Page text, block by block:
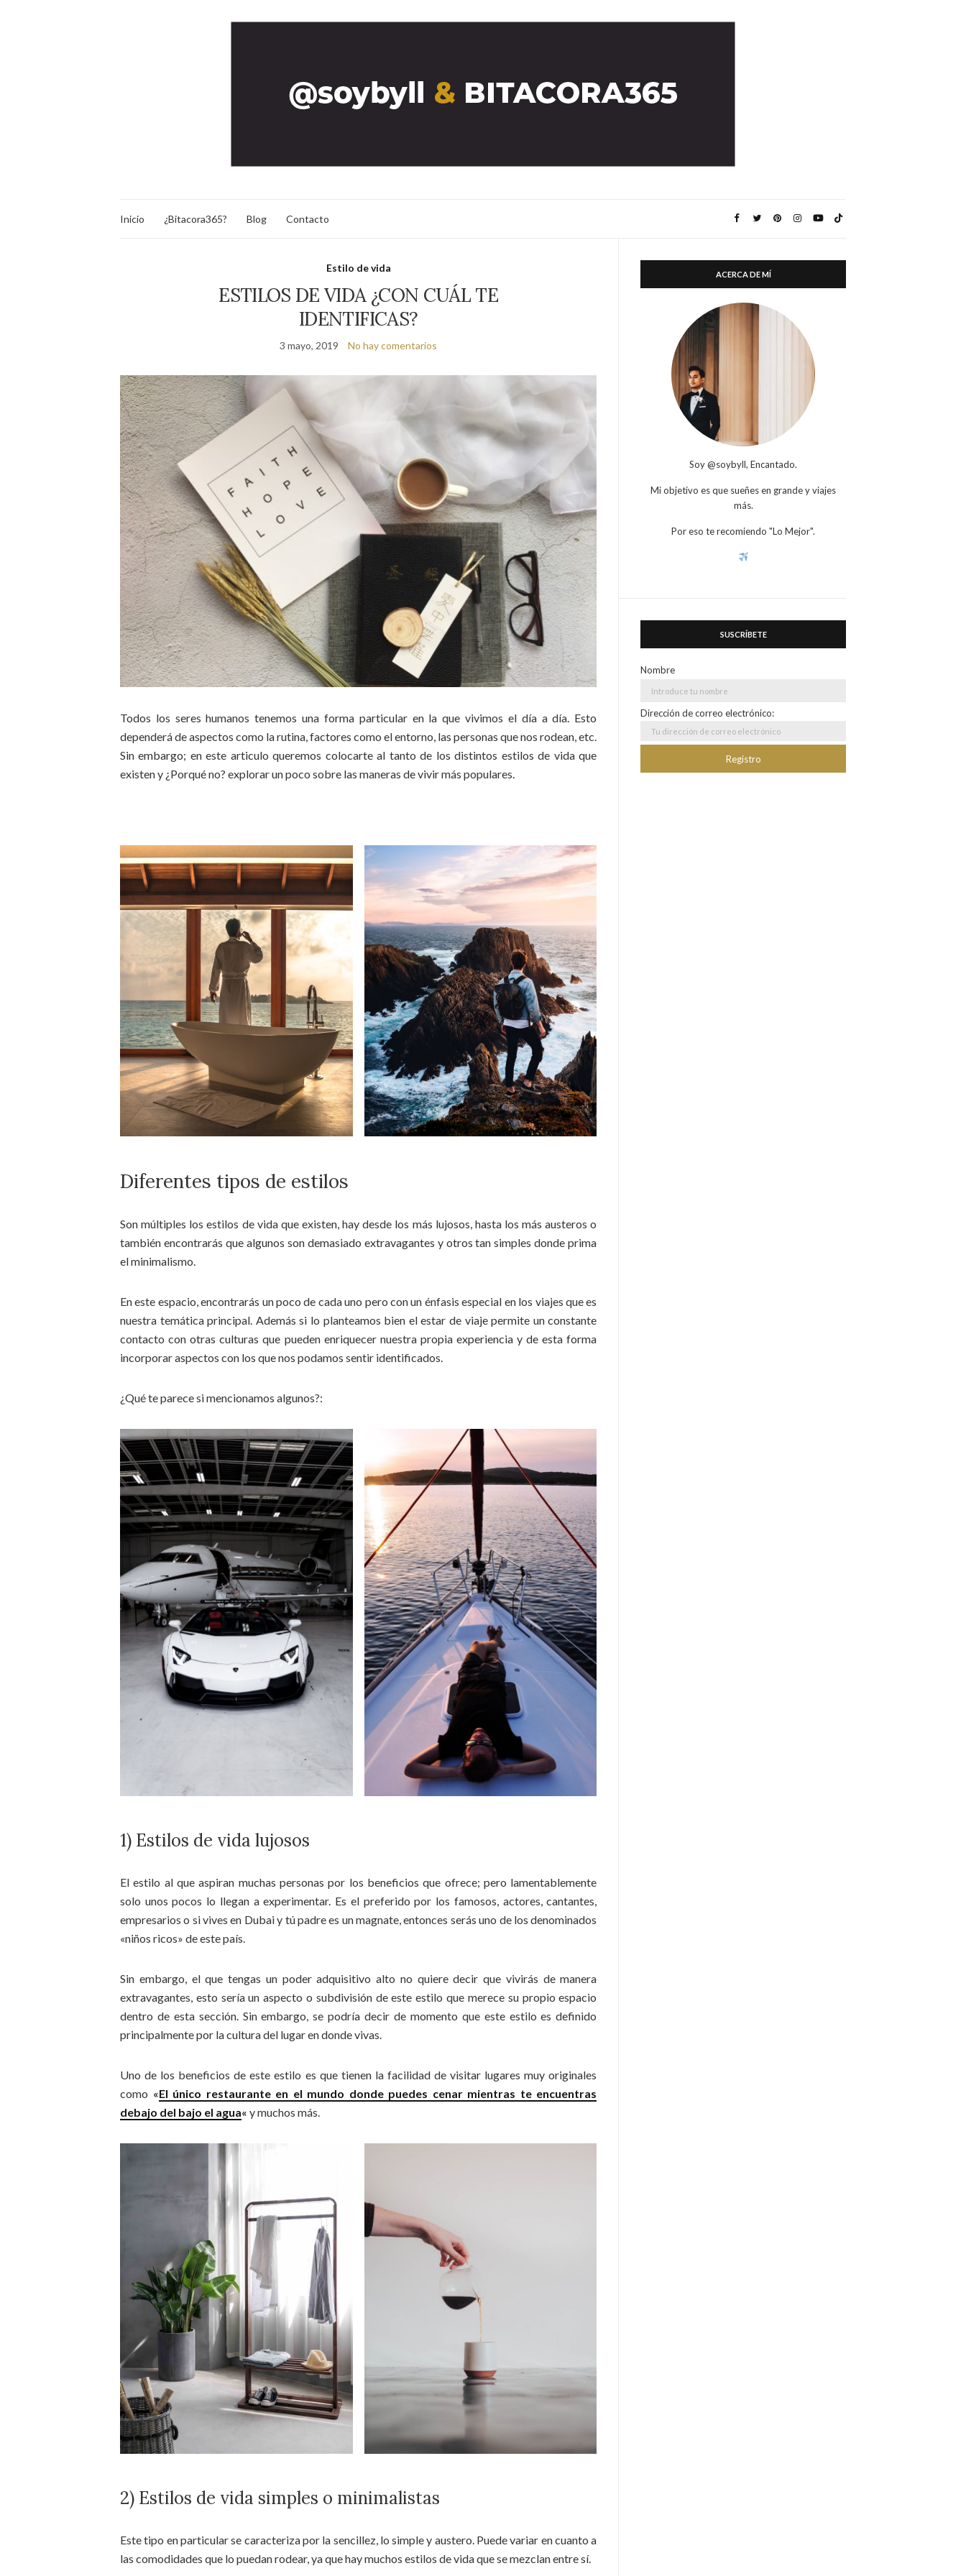
Inicio ¿Bitacora365? Blog Contacto
Estilo de vida
ESTILOS DE VIDA ¿CON CUÁL TE
IDENTIFICAS?
3 mayo, 2019 No hay comentarios
Todos los seres humanos tenemos una forma particular en la que vivimos el día a día. Esto
dependerá de aspectos como la rutina, factores como el entorno, las personas que nos rodean, etc.
Sin embargo; en este articulo queremos colocarte al tanto de los distintos estilos de vida que
existen y ¿Porqué no? explorar un poco sobre las maneras de vivir más populares.
Diferentes tipos de estilos
Son múltiples los estilos de vida que existen, hay desde los más lujosos, hasta los más austeros o
también encontrarás que algunos son demasiado extravagantes y otros tan simples donde prima
el minimalismo.
En este espacio, encontrarás un poco de cada uno pero con un énfasis especial en los viajes que es
nuestra temática principal. Además si lo planteamos bien el estar de viaje permite un constante
contacto con otras culturas que pueden enriquecer nuestra propia experiencia y de esta forma
incorporar aspectos con los que nos podamos sentir identificados.
¿Qué te parece si mencionamos algunos?:
1) Estilos de vida lujosos
El estilo al que aspiran muchas personas por los beneficios que ofrece; pero lamentablemente
solo unos pocos lo llegan a experimentar. Es el preferido por los famosos, actores, cantantes,
empresarios o si vives en Dubai y tú padre es un magnate, entonces serás uno de los denominados
«niños ricos» de este país.
Sin embargo, el que tengas un poder adquisitivo alto no quiere decir que vivirás de manera
extravagantes, esto sería un aspecto o subdivisión de este estilo que merece su propio espacio
dentro de esta sección. Sin embargo, se podría decir de momento que este estilo es definido
principalmente por la cultura del lugar en donde vivas.
Uno de los beneficios de este estilo es que tienen la facilidad de visitar lugares muy originales
como «El único restaurante en el mundo donde puedes cenar mientras te encuentras
debajo del bajo el agua« y muchos más.
2) Estilos de vida simples o minimalistas
Este tipo en particular se caracteriza por la sencillez, lo simple y austero. Puede variar en cuanto a
las comodidades que lo puedan rodear, ya que hay muchos estilos de vida que se mezclan entre sí.
ACERCA DE MÍ
Soy @soybyll, Encantado.
Mi objetivo es que sueñes en grande y viajes
más.
Por eso te recomiendo "Lo Mejor".
SUSCRÍBETE
Nombre
Dirección de correo electrónico: